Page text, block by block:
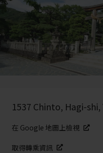
1537 Chinto, Hagi-
在 Google 地圖上檢視
取得轉乘資訊